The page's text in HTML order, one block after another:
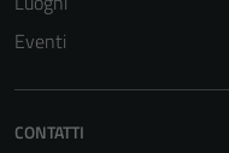
Eventi
CONTATTI